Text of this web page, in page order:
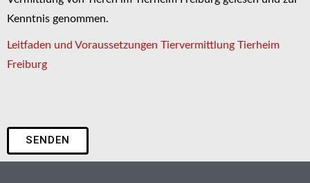
Kenntnis genommen.
Leitfaden und Voraussetzungen Tiervermittlung Tierheim
Freiburg
SENDEN